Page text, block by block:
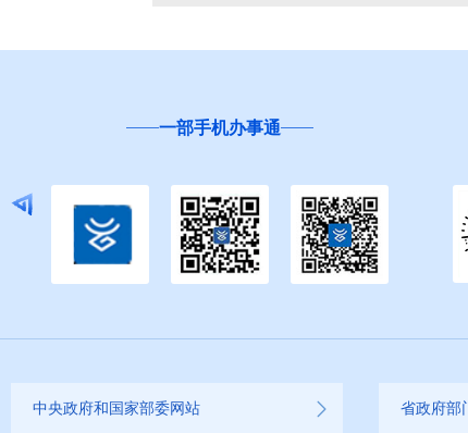
一部手机办事通
中央政府和国家部委网站 省政府部